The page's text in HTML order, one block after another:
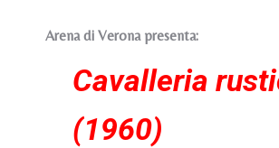
Arena di Verona presenta:
Cavalleria
(1960)